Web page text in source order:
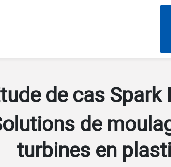
de cas Spark
de
turbines en